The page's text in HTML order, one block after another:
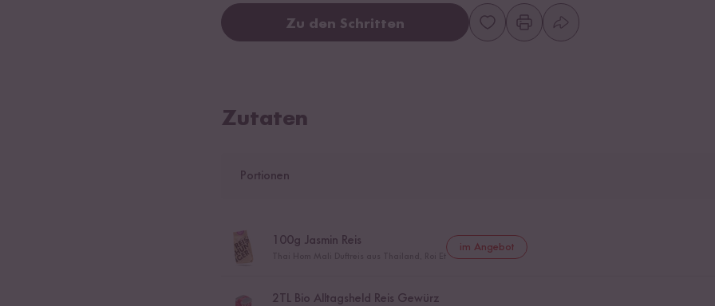
Zu den Schritten
Zutaten
Portionen
100g Jasmin Reis im Angebot
2TL Bio Alltagsheld Reis Gewürz